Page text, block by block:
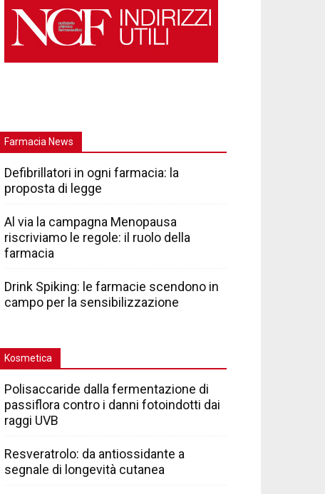
Farmacia News
Defibrillatori in ogni farmacia: la
proposta di legge
Al via la campagna Menopausa
riscriviamo le regole: il ruolo della
farmacia
Drink Spiking: le farmacie scendono in
campo per la sensibilizzazione
Kosmetica
Polisaccaride dalla fermentazione di
passiflora contro i danni fotoindotti dai
raggi UVB
Resveratrolo: da antiossidante a
segnale di longevità cutanea